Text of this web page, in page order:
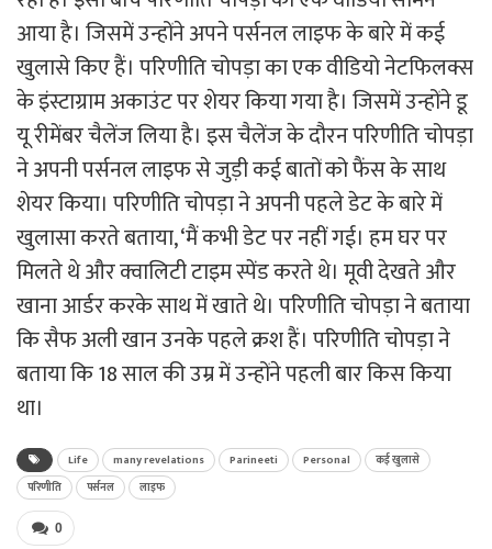
आया है। जिसमें उन्होंने अपने पर्सनल लाइफ के बारे में कई
खुलासे किए हैं। परिणीति चोपड़ा का एक वीडियो नेटफिलक्स
के इंस्टाग्राम अकाउंट पर शेयर किया गया है। जिसमें उन्होंने डू
यू रीमेंबर चैलेंज लिया है। इस चैलेंज के दौरन परिणीति चोपड़ा
ने अपनी पर्सनल लाइफ से जुड़ी कई बातों को फैंस के साथ
शेयर किया। परिणीति चोपड़ा ने अपनी पहले डेट के बारे में
खुलासा करते बताया, ‘मैं कभी डेट पर नहीं गई। हम घर पर
मिलते थे और क्वालिटी टाइम स्पेंड करते थे। मूवी देखते और
खाना आर्डर करके साथ में खाते थे। परिणीति चोपड़ा ने बताया
कि सैफ अली खान उनके पहले क्रश हैं। परिणीति चोपड़ा ने
बताया कि 18 साल की उम्र में उन्होंने पहली बार किस किया
था।
Life many revelations Parineeti Personal
कई खुलासे
परिणीति
पर्सनल लाइफ
0